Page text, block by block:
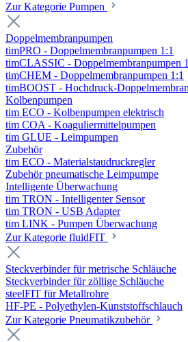
Zur Kategorie Pumpen
Doppelmembranpumpen
timPRO - Doppelmembranpumpen 1:1
timCLASSIC - Doppelmembranpumpen
timCHEM - Doppelmembranpumpen 1:1
timBOOST - Hochdruck-
Kolbenpumpen
tim ECO - Kolbenpumpen elektrisch
tim COA - Koaguliermittelpumpen
tim GLUE - Leimpumpen
Zubehör
tim ECO - Materialstaudruckregler
Zubehör pneumatische Leimpumpe
Intelligente Überwachung
tim TRON - Intelligenter Sensor
tim TRON - USB Adapter
tim LINK - Pumpen Überwachung
Zur Kategorie fluidFIT
Steckverbinder für metrische Schläuche
Steckverbinder für zöllige Schläuche
steelFIT für Metallrohre
HF-PE - Polyethylen-Kunststoffschlauch
Zur Kategorie Pneumatikzubehör